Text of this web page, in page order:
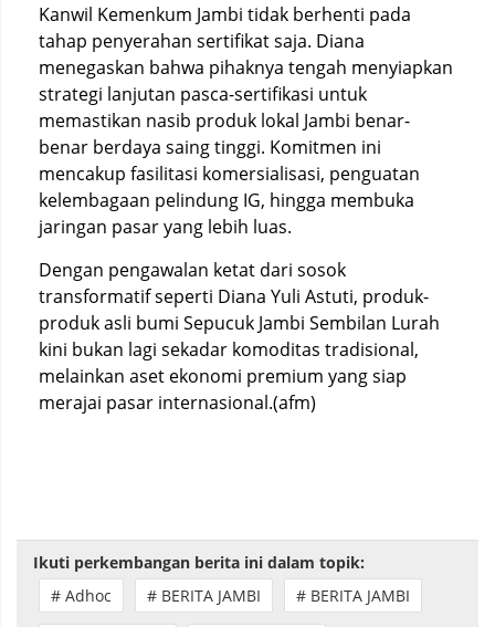
Kanwil Kemenkum Jambi tidak berhenti pada
tahap penyerahan sertifikat saja. Diana
menegaskan bahwa pihaknya tengah menyiapkan
strategi lanjutan pasca-sertifikasi untuk
memastikan nasib produk lokal Jambi benar-
benar berdaya saing tinggi. Komitmen ini
mencakup fasilitasi komersialisasi, penguatan
kelembagaan pelindung IG, hingga membuka
jaringan pasar yang lebih luas.
Dengan pengawalan ketat dari sosok
transformatif seperti Diana Yuli Astuti, produk-
produk asli bumi Sepucuk Jambi Sembilan Lurah
kini bukan lagi sekadar komoditas tradisional,
melainkan aset ekonomi premium yang siap
merajai pasar internasional.(afm)
Ikuti perkembangan berita ini dalam topik:
# Adhoc
# BERITA JAMBI # BERITA JAMBI